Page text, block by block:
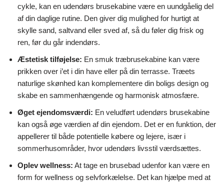
cykle, kan en udendørs brusekabine være en uundgåelig del
af din daglige rutine. Den giver dig mulighed for hurtigt at
skylle sand, saltvand eller sved af, så du føler dig frisk og
ren, før du går indendørs.
Æstetisk tilføjelse: En smuk træbrusekabine kan være
prikken over i’et i din have eller på din terrasse. Træets
naturlige skønhed kan komplementere din boligs design og
skabe en sammenhængende og harmonisk atmosfære.
Øget ejendomsværdi: En veludført udendørs brusekabine
kan også øge værdien af din ejendom. Det er en funktion, der
appellerer til både potentielle købere og lejere, især i
sommerhusområder, hvor udendørs livsstil værdsættes.
Oplev wellness: At tage en brusebad udenfor kan være en
form for wellness og selvforkælelse. Det kan hjælpe med at